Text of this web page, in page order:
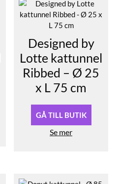
Designed by
Lotte kattunnel
Ribbed – Ø 25
x L 75 cm
GÅ TILL BUTIK
Se mer